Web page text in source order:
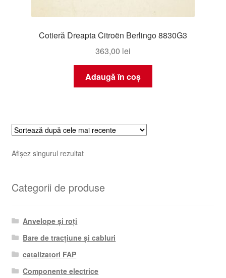
Cotieră Dreapta Citroën Berlingo 8830G3
363,00 lei
Adaugă în coș
Afișez singurul rezultat
Categorii de produse
Anvelope și roți
Bare de tracțiune și cabluri
catalizatori FAP
Componente electrice